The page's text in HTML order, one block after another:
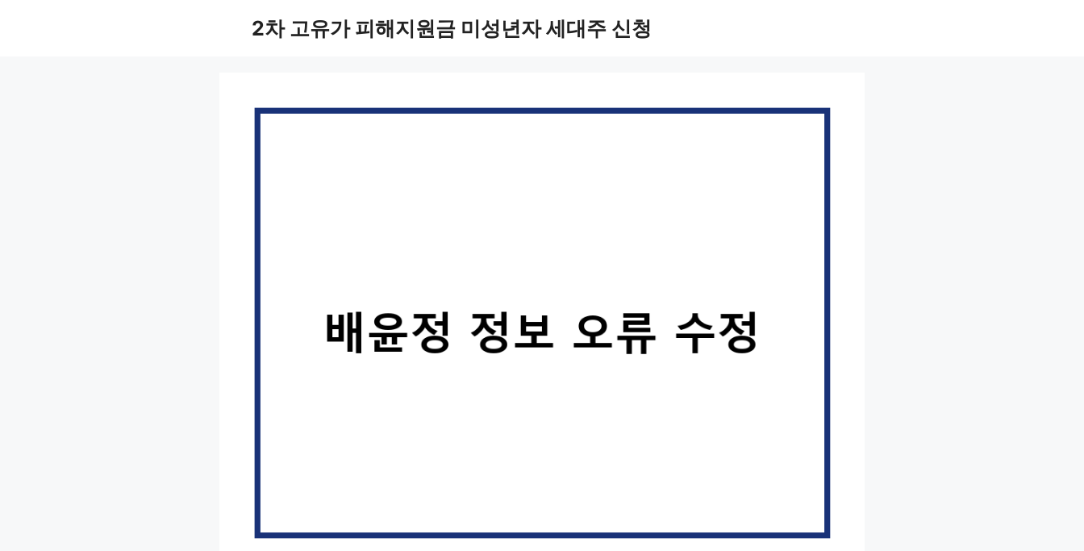
2차 고유가 피해지원금 미성년자 세대주 신청